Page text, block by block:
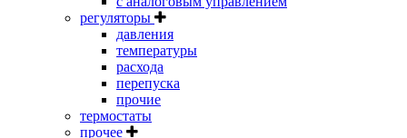
регуляторы
давления
температуры
расхода
перепуска
прочие
термостаты
прочее